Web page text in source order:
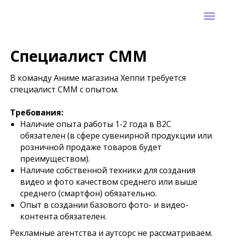
Специалист СММ
В команду Аниме магазина Хеппи требуется
специалист СММ с опытом.
Требования:
Наличие опыта работы 1-2 года в B2C
обязателен (в сфере сувенирной продукции или
розничной продаже товаров будет
преимуществом).
Наличие собственной техники для создания
видео и фото качеством среднего или выше
среднего (смартфон) обязательно.
Опыт в создании базового фото- и видео-
контента обязателен.
Рекламные агентства и аутсорс не рассматриваем.